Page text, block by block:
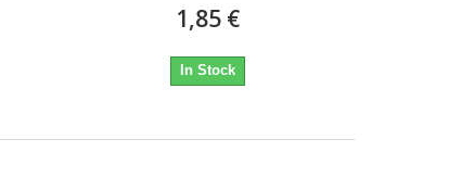
1,85 €
In Stock